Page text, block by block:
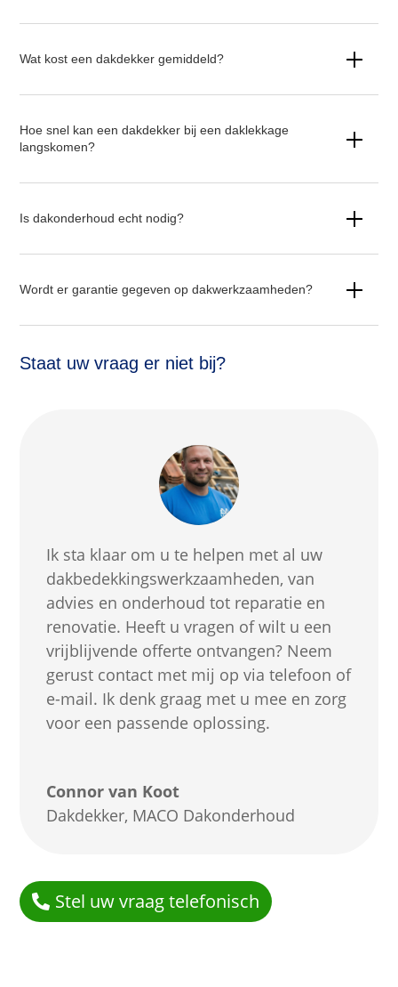
Wat kost een dakdekker gemiddeld?
Hoe snel kan een dakdekker bij een daklekkage
langskomen?
Is dakonderhoud echt nodig?
Wordt er garantie gegeven op dakwerkzaamheden?
Staat uw vraag er niet bij?
Ik sta klaar om u te helpen met al uw
dakbedekkingswerkzaamheden, van
advies en onderhoud tot reparatie en
renovatie. Heeft u vragen of wilt u een
vrijblijvende offerte ontvangen? Neem
gerust contact met mij op via telefoon of
e-mail. Ik denk graag met u mee en zorg
voor een passende oplossing.
Connor van Koot
Dakdekker, MACO Dakonderhoud
Stel uw vraag telefonisch